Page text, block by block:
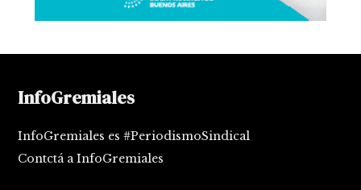
InfoGremiales
InfoGremiales es #PeriodismoSindical
Contctá a InfoGremiales